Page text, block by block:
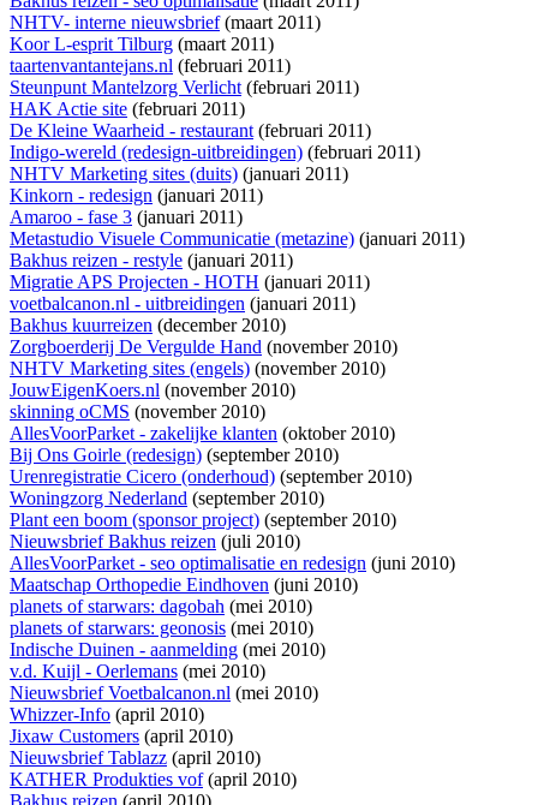
NHTV- interne nieuwsbrief(maart 2011)
Koor L-esprit Tilburg (maart 2011)
taartenvantantejans.nl (februari 2011)
Steunpunt Mantelzorg Verlicht(februari 2011)
HAK Actie site (februari 2011)
De Kleine Waarheid - restaurant(februari 2011)
Indigo-wereld (redesign-uitbreidingen) (februari 2011)
NHTV Marketing sites (duits) (januari 2011)
Kinkorn - redesign (januari 2011)
Amaroo - fase 3 (januari 2011)
Metastudio Visuele Communicatie (metazine) (januari 2011)
Bakhus reizen - restyle (januari 2011)
Migratie APS Projecten - HOTH (januari 2011)
voetbalcanon.nl - uitbreidingen (januari 2011)
Bakhus kuurreizen (december 2010)
Zorgboerderij De Vergulde Hand (november 2010)
NHTV Marketing sites (engels) (november 2010)
JouwEigenKoers.nl (november 2010)
skinning oCMS (november 2010)
AllesVoorParket - zakelijke klanten (oktober 2010)
Bij Ons Goirle (redesign) (september 2010)
Urenregistratie Cicero (onderhoud) (september 2010)
Woningzorg Nederland (september 2010)
Plant een boom (sponsor project) (september 2010)
Nieuwsbrief Bakhus reizen (juli 2010)
AllesVoorParket - seo optimalisatie en redesign (juni 2010)
Maatschap Orthopedie Eindhoven (juni 2010)
planets of starwars: dagobah (mei 2010)
planets of starwars: geonosis (mei 2010)
Indische Duinen - aanmelding (mei 2010)
v.d. Kuijl - Oerlemans (mei 2010)
Nieuwsbrief Voetbalcanon.nl (mei 2010)
Whizzer-Info (april 2010)
Jixaw Customers (april 2010)
Nieuwsbrief Tablazz (april 2010)
KATHER Produkties vof(april 2010)